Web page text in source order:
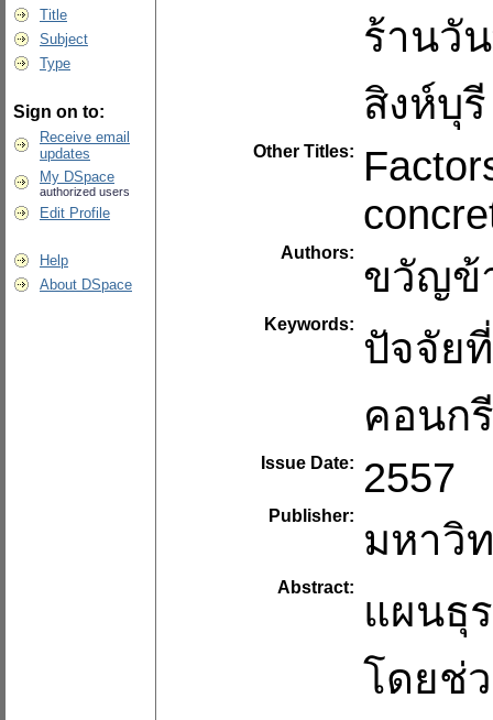
Title
Subject
Type
Sign on to:
Receive email
updates
My DSpace
authorized users
Edit Profile
Help
About DSpace
ร้านวั
สิงห์บุรี
Other Titles:
Authors:
ขวัญข้
Keywords:
ปัจจัย
คอนก
Issue Date: 2557
Publisher:
มหาวิ
Abstract:
แผนธุ
โดยช่